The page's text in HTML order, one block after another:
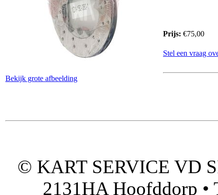
Bekijk grote afbeelding
Prijs: €75,00
Stel een vraag
© KART SERVICE VD
2131HA Hoofddorp •